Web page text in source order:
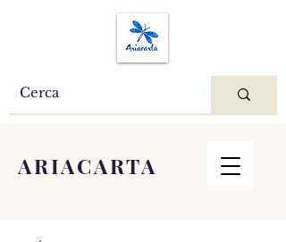
ARIACARTA